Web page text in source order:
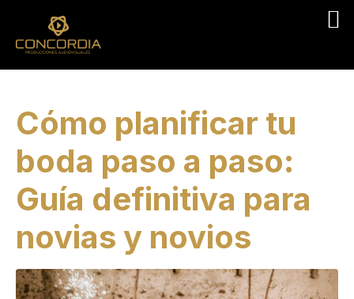
Cómo planificar tu
boda paso a paso:
Guía definitiva para
novias y novios